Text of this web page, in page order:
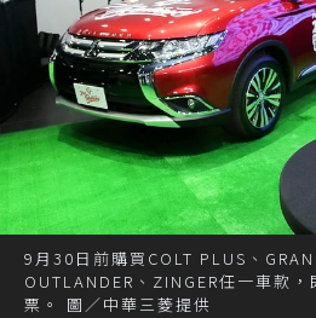
9月30日前購買COLT PLUS、
OUTLANDER、ZINGER任一車款
票。 圖／中華三菱提供